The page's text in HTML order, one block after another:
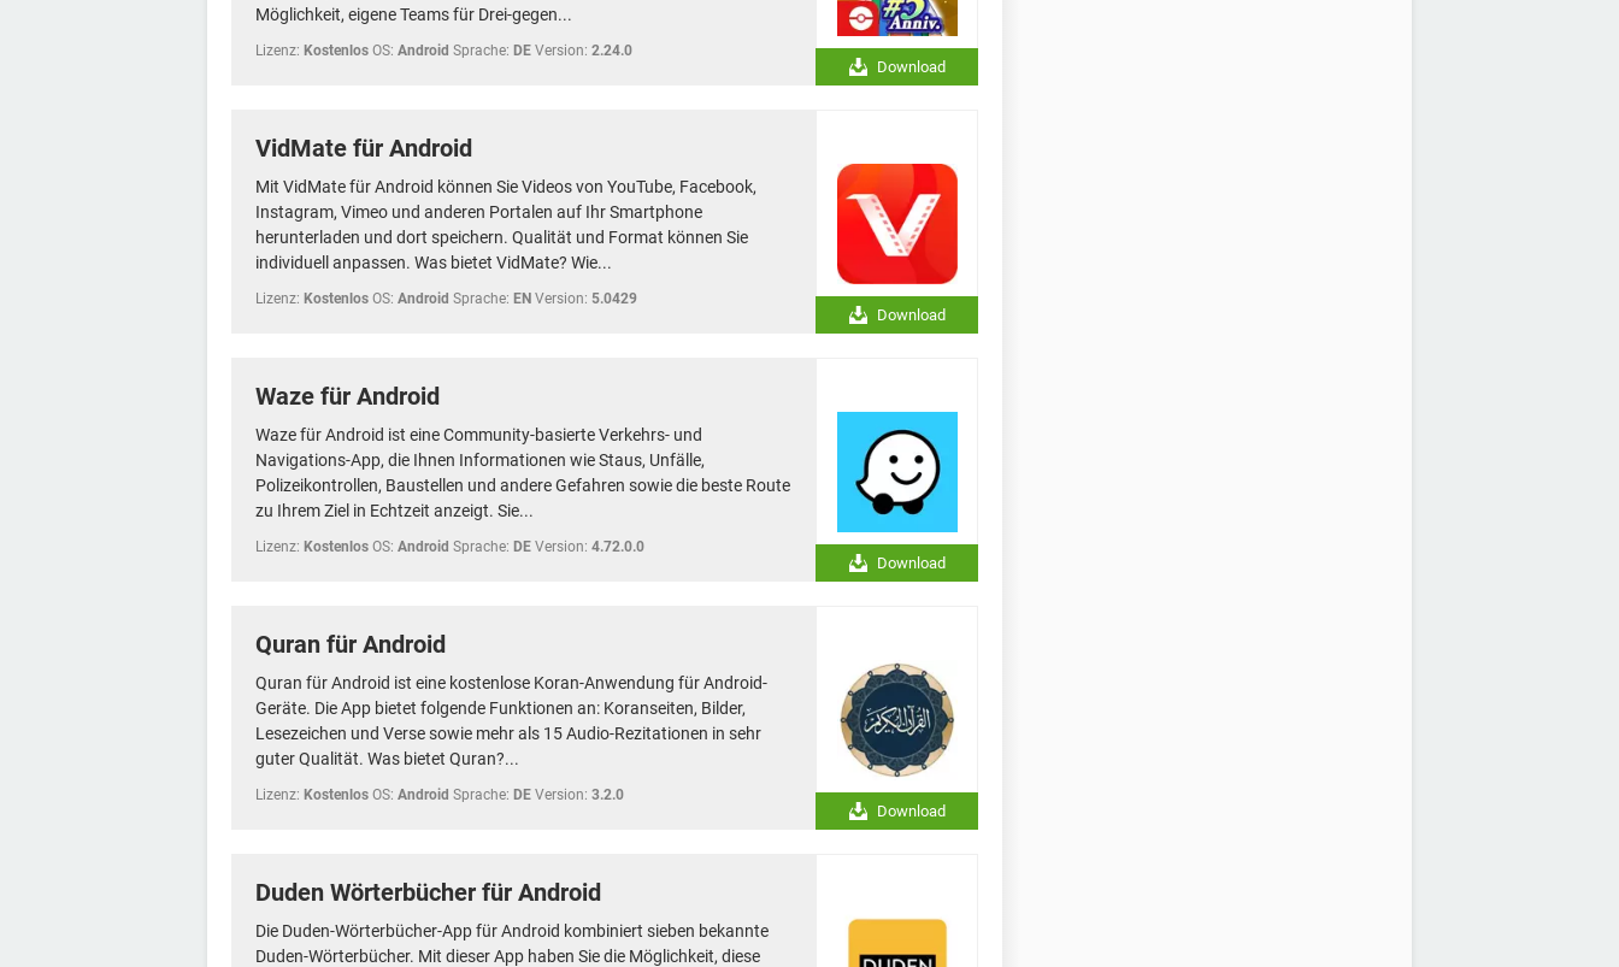
Möglichkeit, eigene Teams für Drei-gegen...
Lizenz: Kostenlos OS: Android Sprache: DE Version: 2.24.0
Download
VidMate für Android
Mit VidMate für Android können Sie Videos von YouTube, Facebook,
Instagram, Vimeo und anderen Portalen auf Ihr Smartphone
herunterladen und dort speichern. Qualität und Format können Sie
individuell anpassen. Was bietet VidMate? Wie...
Lizenz: Kostenlos OS: Android Sprache: EN Version: 5.0429
Download
Waze für Android
Waze für Android ist eine Community-basierte Verkehrs- und
Navigations-App, die Ihnen Informationen wie Staus, Unfälle,
Polizeikontrollen, Baustellen und andere Gefahren sowie die beste Route
zu Ihrem Ziel in Echtzeit anzeigt. Sie...
Lizenz: Kostenlos OS: Android Sprache: DE Version: 4.72.0.0
Download
Quran für Android
Quran für Android ist eine kostenlose Koran-Anwendung für Android-
Geräte. Die App bietet folgende Funktionen an: Koranseiten, Bilder,
Lesezeichen und Verse sowie mehr als 15 Audio-Rezitationen in sehr
guter Qualität. Was bietet Quran?...
Lizenz: Kostenlos OS: Android Sprache: DE Version: 3.2.0
Download
Duden Wörterbücher für Android
Die Duden-Wörterbücher-App für Android kombiniert sieben bekannte
Duden-Wörterbücher. Mit dieser App haben Sie die Möglichkeit, diese